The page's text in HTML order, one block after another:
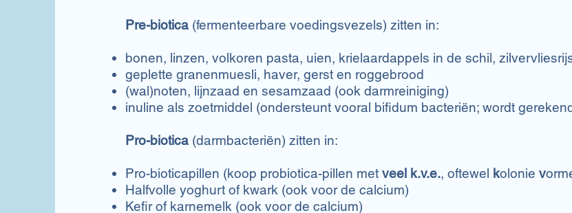
Pre-biotica (fermenteerbare voedingsvezels) zitten in:
bonen, linzen, volkoren pasta, uien, krielaardappels in de schil,
geplette granenmuesli, haver, gerst en roggebrood
(wal)noten, lijnzaad en sesamzaad (ook darmreiniging)
inuline als zoetmiddel (ondersteunt vooral bifidum bacteriën; wordt
Pro-biotica (darmbacteriën) zitten in:
Pro-bioticapillen (koop probiotica-pillen met veel k.v.e., oftewel kolonie v
Halfvolle yoghurt of kwark (ook voor de calcium)
Kefir of karnemelk (ook voor de calcium)